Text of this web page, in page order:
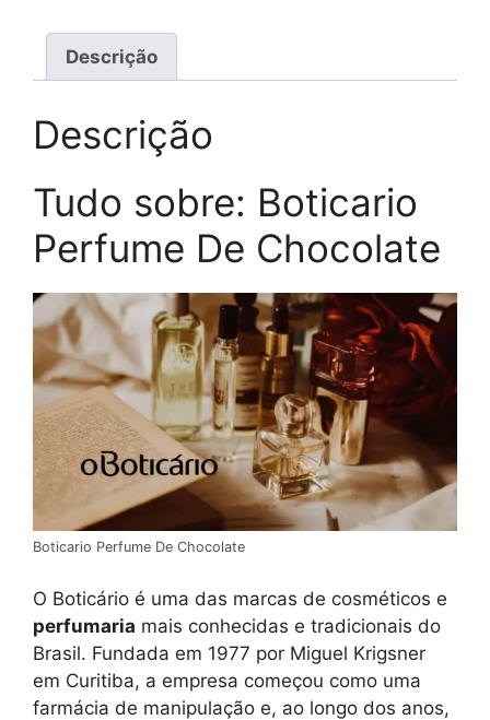
Descrição
Descrição
Tudo sobre: Boticario
Perfume De Chocolate
Boticario Perfume De Chocolate
O Boticário é uma das marcas de cosméticos e
perfumaria mais conhecidas e tradicionais do
Brasil. Fundada em 1977 por Miguel Krigsner
em Curitiba, a empresa começou como uma
farmácia de manipulação e, ao longo dos anos,